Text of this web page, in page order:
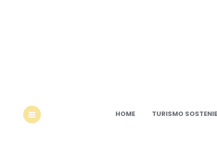
HOME TURISMO